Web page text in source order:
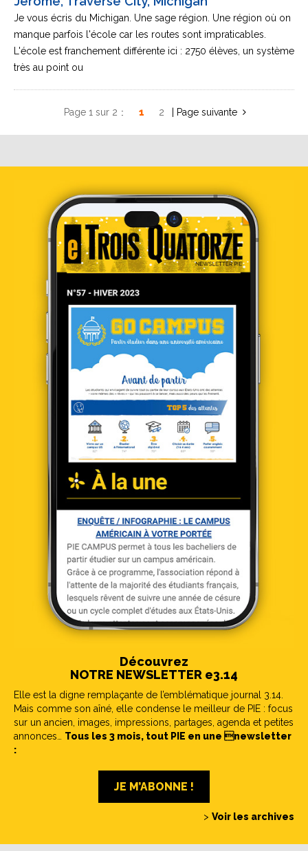
Je vous écris du Michigan. Une sage région. Une région où on
manque parfois l'école car les routes sont impraticables.
L'école est franchement différente ici : 2750 élèves, un système
très au point ou
Page 1 sur 2 1 2 »
Découvrez
NOTRE NEWSLETTER e3.14
Elle est la digne remplaçante de l’emblématique journal 3.14.
Mais comme son aîné, elle condense le meilleur de PIE : focus
sur un ancien, images, impressions, partages, agenda et petites
annonces… Tous les 3 mois, tout PIE en une newsletter
:
JE M’ABONNE !
> Voir les archives